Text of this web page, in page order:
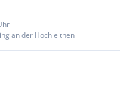
an der Hochleithen